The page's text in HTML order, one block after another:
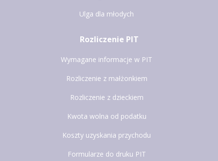
Ulga dla młodych
Rozliczenie PIT
Wymagane informacje w PIT
Rozliczenie z małżonkiem
Rozliczenie z dzieckiem
Kwota wolna od podatku
Koszty uzyskania przychodu
Formularze do druku PIT